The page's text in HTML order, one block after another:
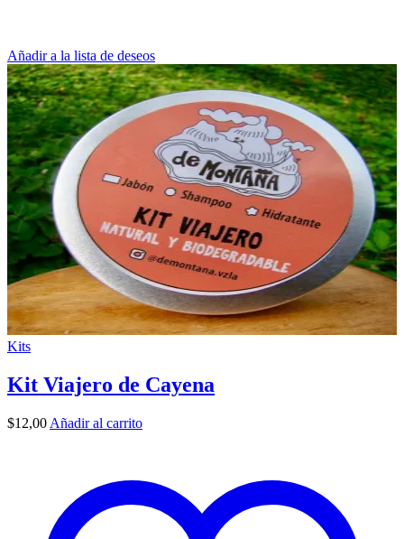
Añadir a la lista de deseos
Kits
Kit Viajero de Cayena
$12,00 Añadir al carrito